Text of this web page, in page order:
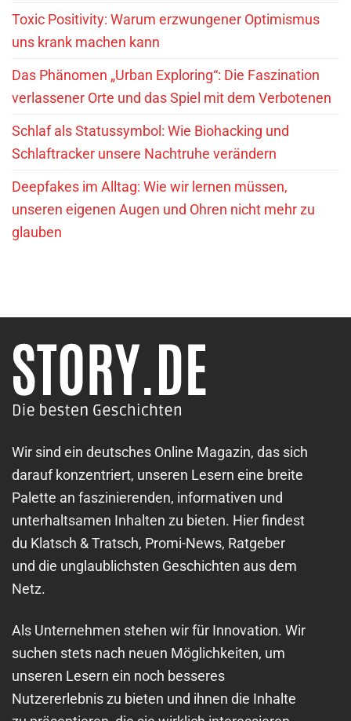
Toxic Positivity: Warum erzwungener Optimismus
uns krank machen kann
Das Phänomen „Urban Exploring“: Die Faszination
verlassener Orte und das Spiel mit dem Verbotenen
Schlaf als Statussymbol: Wie Biohacking und
Schlaftracker unsere Nachtruhe verändern
Deepfakes im Alltag: Wie wir lernen müssen,
unseren eigenen Augen und Ohren nicht mehr zu
glauben
Wir sind ein deutsches Online Magazin, das sich
darauf konzentriert, unseren Lesern eine breite
Palette an faszinierenden, informativen und
unterhaltsamen Inhalten zu bieten. Hier findest
du Klatsch & Tratsch, Promi-News, Ratgeber
und die unglaublichsten Geschichten aus dem
Netz.
Als Unternehmen stehen wir für Innovation. Wir
suchen stets nach neuen Möglichkeiten, um
unseren Lesern ein noch besseres
Nutzererlebnis zu bieten und ihnen die Inhalte